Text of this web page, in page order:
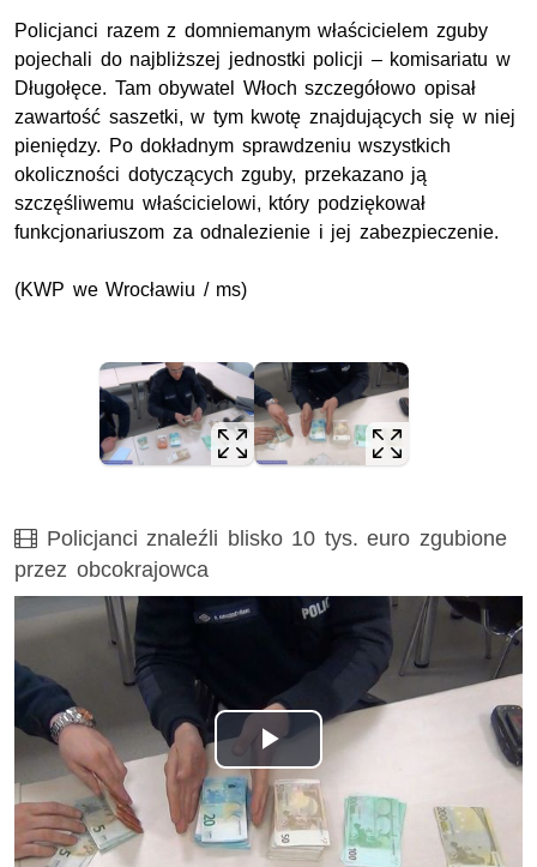
Policjanci razem z domniemanym właścicielem zguby
pojechali do najbliższej jednostki policji – komisariatu w
Długołęce. Tam obywatel Włoch szczegółowo opisał
zawartość saszetki, w tym kwotę znajdujących się w niej
pieniędzy. Po dokładnym sprawdzeniu wszystkich
okoliczności dotyczących zguby, przekazano ją
szczęśliwemu właścicielowi, który podziękował
funkcjonariuszom za odnalezienie i jej zabezpieczenie.
(KWP we Wrocławiu / ms)
Film
Policjanci znaleźli blisko 10 tys. euro zgubione
przez obcokrajowca
Odtwórz
wideo